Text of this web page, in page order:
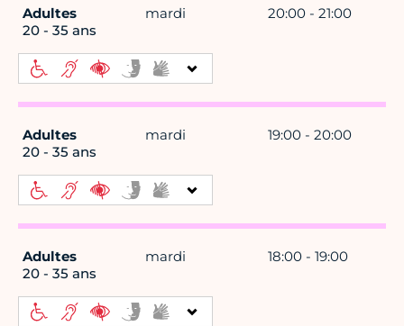
Adultes
20 - 35 ans
mardi 20:00 - 21:00
Adultes
20 - 35 ans
mardi 19:00 - 20:00
Adultes
20 - 35 ans
mardi 18:00 - 19:00